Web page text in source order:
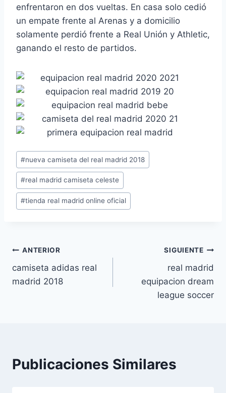
enfrentaron en dos vueltas. En casa solo cedió
un empate frente al Arenas y a domicilio
solamente perdió frente a Real Unión y Athletic,
ganando el resto de partidos.
Etiquetas
de
la
entrada:
#nueva camiseta del real madrid 2018
#real madrid camiseta celeste
#tienda real madrid online oficial
Navegación
de
ANTERIOR
camiseta adidas real
madrid 2018
SIGUIENTE
real madrid
equipacion dream
league soccer
Publicaciones Similares